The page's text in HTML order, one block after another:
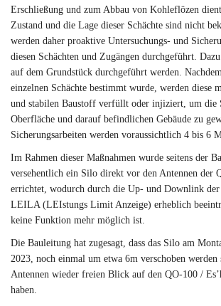
Erschließung und zum Abbau von Kohleflözen
Zustand und die Lage dieser Schächte sind nicht
werden daher proaktive Untersuchungs- und
diesen Schächten und Zugängen durchgeführt.
auf dem Grundstück durchgeführt werden.
einzelnen Schächte bestimmt wurde, werden diese
und stabilen Baustoff verfüllt oder injiziert, um die
Oberfläche und darauf befindlichen Gebäude zu
Sicherungsarbeiten werden voraussichtlich 4 bis 6
Im Rahmen dieser Maßnahmen wurde seitens der
versehentlich ein Silo direkt vor den Antennen der
errichtet, wodurch durch die Up- und Downlink der
LEILA (LEIstungs Limit Anzeige) erheblich
keine Funktion mehr möglich ist.
Die Bauleitung hat zugesagt, dass das Silo am
2023, noch einmal um etwa 6m verschoben
Antennen wieder freien Blick auf den QO-100 /
haben.